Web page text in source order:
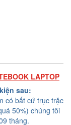
LAPTOP
sau:
có bất cứ trục trặc
50%) chúng tôi
tháng.